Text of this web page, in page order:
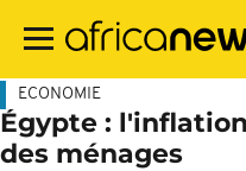
contenu
ECONOMIE
Égypte :
des ménages